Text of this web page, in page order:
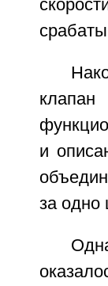
и
за одно